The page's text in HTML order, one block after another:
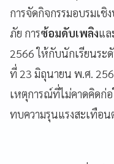
การจัดกิจกรรมอบรมเชิ
ภัย การซ้อมดับเพลิงแ
2566 ให้กับนักเรียนร
ที่ 23 มิถุนายน พ.ศ.
เหตุการณ์ที่ไม่คาดคิดก่อ
ทบความรุนแรงสะเทือน